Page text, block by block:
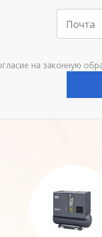
Почта
на законную